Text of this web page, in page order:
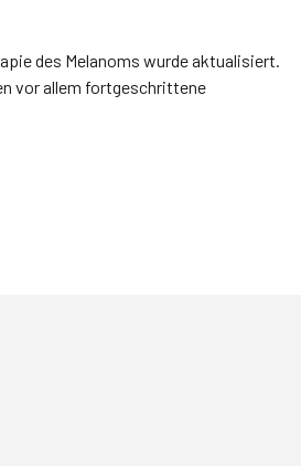
des Melanoms wurde aktualisiert.
vor allem fortgeschrittene